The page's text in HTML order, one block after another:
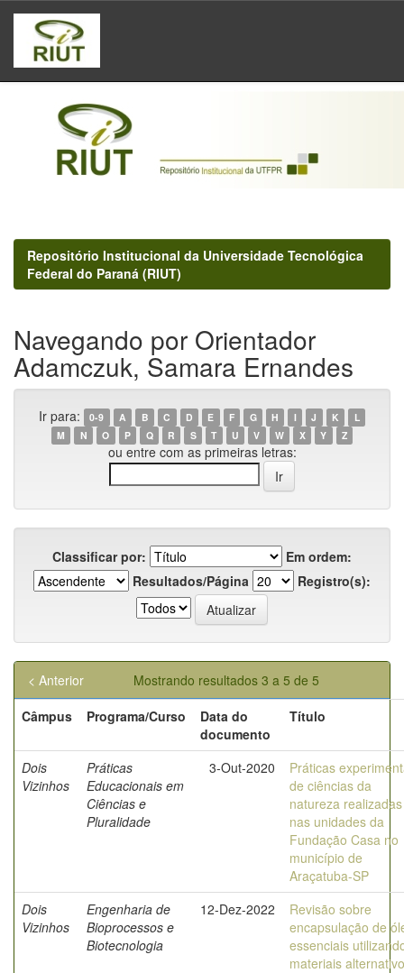
Skip
navigation
Repositório Institucional da Universidade Tecnológica
Federal do Paraná (RIUT)
Navegando por Orientador
Adamczuk, Samara Ernandes
Ir para: 0-9 A B C D E F G H I J K
L
M
N O P Q R S T U V W X Y Z
ou entre com as primeiras letras:
Classificar por:
Em ordem:
Resultados/Página
Registro(s):
Mostrando resultados 3 a 5 de 5
< Anterior
Câmpus
Programa/Curso
Data do
documento
Título
Dois
Vizinhos
Práticas
Educacionais em
Ciências e
Pluralidade
3-Out-2020
Práticas
de ciências da
natureza realizadas
nas unidades da
Fundação Casa no
município de
Araçatuba-SP
Dois
Vizinhos
Engenharia de
Bioprocessos e
Biotecnologia
12-Dez-2022
Revisão sobre
encapsulação de
essenciais
materiais